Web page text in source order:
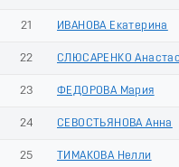
21 ИВАНОВА Екатерина
22 СЛЮСАРЕНКО
23 ФЕДОРОВА Мария
24 СЕВОСТЬЯНОВА Анна
25 ТИМАКОВА Нелли